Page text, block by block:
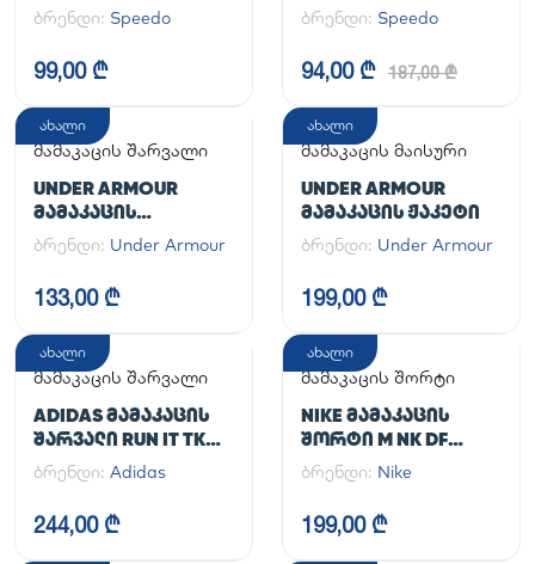
ბრენდი: Speedo
99,00 ₾
ბრენდი: Speedo
94,00 ₾ 187,00 ₾
ახალი
მამაკაცის შარვალი
UNDER ARMOUR
ᲛᲐᲛᲐᲙᲐᲪᲘᲡ
ᲡᲞᲝᲠᲢᲣᲚᲘ ᲨᲐᲠᲕᲐᲚᲘ
UA CG ARMOUR
LEGGINGS
ბრენდი: Under Armour
133,00 ₾
ახალი
მამაკაცის მაისური
UNDER ARMOUR
ᲛᲐᲛᲐᲙᲐᲪᲘᲡ ᲟᲐᲙᲔᲢᲘ
ბრენდი: Under Armour
199,00 ₾
ახალი
მამაკაცის შარვალი
ADIDAS ᲛᲐᲛᲐᲙᲐᲪᲘᲡ
ᲨᲐᲠᲕᲐᲚᲘ RUN IT TKO
PANT
ბრენდი: Adidas
244,00 ₾
ახალი
მამაკაცის შორტი
NIKE ᲛᲐᲛᲐᲙᲐᲪᲘᲡ
ᲨᲝᲠᲢᲘ M NK DF
UNLIMITED WVN 7IN
ბრენდი: Nike
199,00 ₾